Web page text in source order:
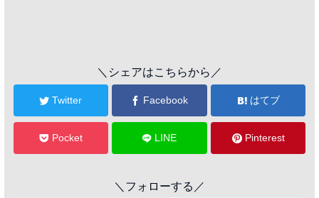
＼シェアはこちらから／
Twitter Facebook はてブ
Pocket LINE Pinterest
＼フォローする／